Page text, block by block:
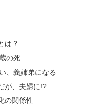
は？
の死
、義姉弟になる
が、夫婦に!?
の関係性